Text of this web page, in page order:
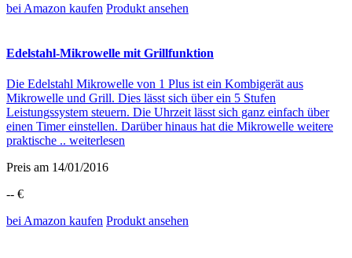
bei Amazon kaufen Produkt ansehen
Edelstahl-Mikrowelle mit Grillfunktion
Die Edelstahl Mikrowelle von 1 Plus ist ein Kombigerät aus
Mikrowelle und Grill. Dies lässt sich über ein 5 Stufen
Leistungssystem steuern. Die Uhrzeit lässt sich ganz einfach über
einen Timer einstellen. Darüber hinaus hat die Mikrowelle weitere
praktische .. weiterlesen
Preis am 14/01/2016
-- €
bei Amazon kaufen Produkt ansehen